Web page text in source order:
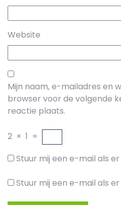
Website
Mijn naam, e-mailadres en
browser voor de volgende
reactie plaats.
2 × 1 =
Stuur mij een e-mail als
Stuur mij een e-mail als